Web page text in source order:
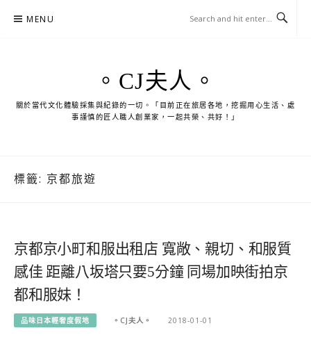
MENU
。CJ夫人。
關於當代文化體驗採集與紀錄的一切。「目前正在旅居各地，挖掘用心生活、處
事謹慎的匠人職人創業家，一起共榮、共好！」
標籤: 京都旅遊
京都京小町和服出租店 寬敞、親切、和服質
感佳 距離八坂塔只要5分鐘 同場加映街拍京
都和服妹！
品味日本輕奢度假地 。CJ夫人。 2018-01-01